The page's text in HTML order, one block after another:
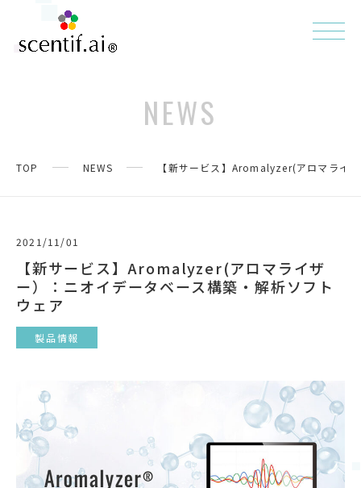
NEWS
TOP NEWS 【新サービス】Aromalyzer(アロマライ
2021/11/01
【新サービス】Aromalyzer(アロマライザ
ー）：ニオイデータベース構築・解析ソフト
ウェア
製品情報